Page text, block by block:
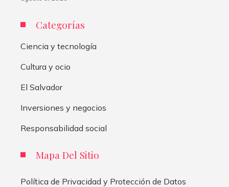
Categorías
Ciencia y tecnología
Cultura y ocio
El Salvador
Inversiones y negocios
Responsabilidad social
Mapa Del Sitio
Política de Privacidad y Protección de Datos